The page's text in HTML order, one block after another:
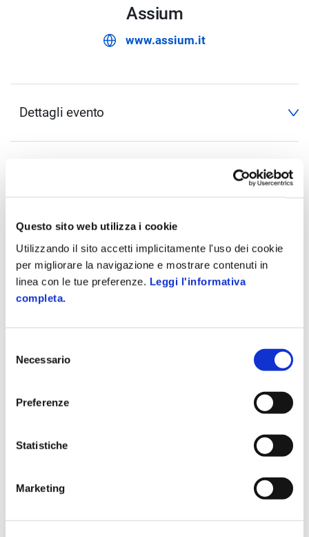
Questo sito web utilizza i cookie
Utilizzando il sito accetti implicitamente l'uso dei cookie
per migliorare la navigazione e mostrare contenuti in
linea con le tue preferenze. Leggi l'informativa
completa.
delNecessario
Preferenze
Statistiche
Marketing
eventi
4° Convention Assium
Anche quest’anno Zucchetti sarà sponsor della convention
nel settore di energia e gas.
L’evento sarà l’occasione per presentare ZEnergy nella sua
versione rinnovata con i due moduli Utility e Monitoring,
gradi di consumi e forniture energetiche in modo efficiente
Vieni a trovarci!
Assium
www.assium.it
Dettagli evento